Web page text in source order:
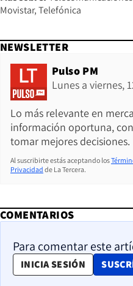
Movistar Telefónica
NEWSLETTER
Pulso PM
Lunes a viernes,
Lo más relevante en
información oportuna,
tomar mejores decisiones.
Al suscribirte estás aceptando los
Privacidad de La Tercera.
COMENTARIOS
Para comentar este
INICIA SESIÓN